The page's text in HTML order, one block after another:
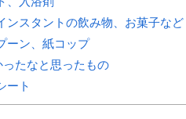
ンスタントの飲み物、お菓子など
ーン、紙コップ
たなと思ったもの
ート